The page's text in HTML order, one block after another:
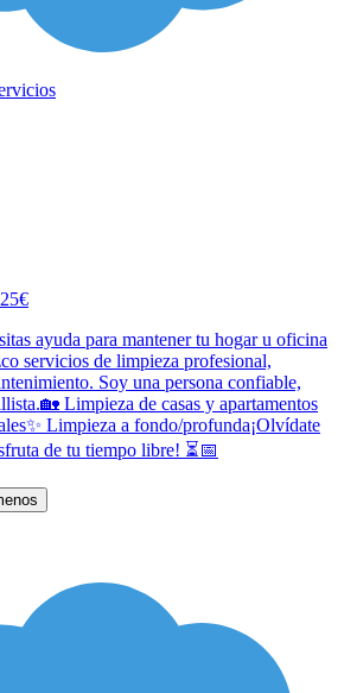
ayuda para mantener tu hogar u oficina
servicios de limpieza profesional,
Soy una persona confiable,
Limpieza de casas y apartamentos
Limpieza a fondo/profunda¡Olvídate
de tu tiempo libre! ⏳📅